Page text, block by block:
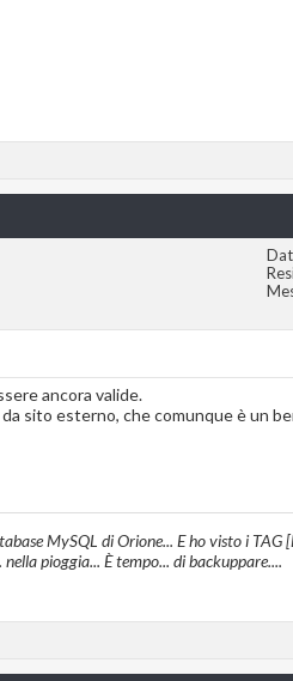
ancora valide.
sito esterno, che comunque è un
MySQL di Orione... E ho visto i TAG
pioggia... È tempo... di backuppare....